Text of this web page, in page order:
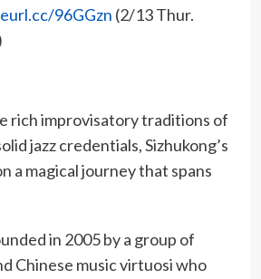
96GGzn (2/13 Thur.
rich improvisatory traditions of
jazz credentials, Sizhukong’s
a magical journey that spans
in 2005 by a group of
Chinese music virtuosi who